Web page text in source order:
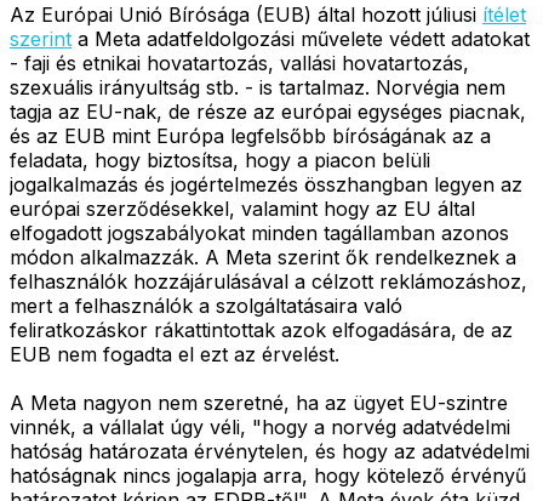
Az Európai Unió Bírósága (EUB) által hozott júliusi ítélet
szerint a Meta adatfeldolgozási művelete védett adatokat
- faji és etnikai hovatartozás, vallási hovatartozás,
szexuális irányultság stb. - is tartalmaz. Norvégia nem
tagja az EU-nak, de része az európai egységes piacnak,
és az EUB mint Európa legfelsőbb bíróságának az a
feladata, hogy biztosítsa, hogy a piacon belüli
jogalkalmazás és jogértelmezés összhangban legyen az
európai szerződésekkel, valamint hogy az EU által
elfogadott jogszabályokat minden tagállamban azonos
módon alkalmazzák. A Meta szerint ők rendelkeznek a
felhasználók hozzájárulásával a célzott reklámozáshoz,
mert a felhasználók a szolgáltatásaira való
feliratkozáskor rákattintottak azok elfogadására, de az
EUB nem fogadta el ezt az érvelést.
A Meta nagyon nem szeretné, ha az ügyet EU-szintre
vinnék, a vállalat úgy véli, "hogy a norvég adatvédelmi
hatóság határozata érvénytelen, és hogy az adatvédelmi
hatóságnak nincs jogalapja arra, hogy kötelező érvényű